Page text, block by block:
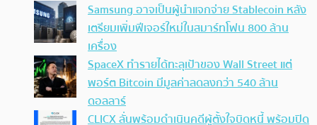
Samsung อาจเป็นผู้นำแจกจ่าย Stablecoin หลัง
เตรียมเพิ่มฟีเจอร์ใหม่ในสมาร์ทโฟน 800 ล้าน
เครื่อง
SpaceX ทำรายได้ทะลุเป้าของ Wall Street แต่
พอร์ต Bitcoin มีมูลค่าลดลงกว่า 540 ล้าน
ดอลลาร์
CLICX ลั่นพร้อมดำเนินคดีผู้ตั้งใจบิดหนี้ พร้อมปิด